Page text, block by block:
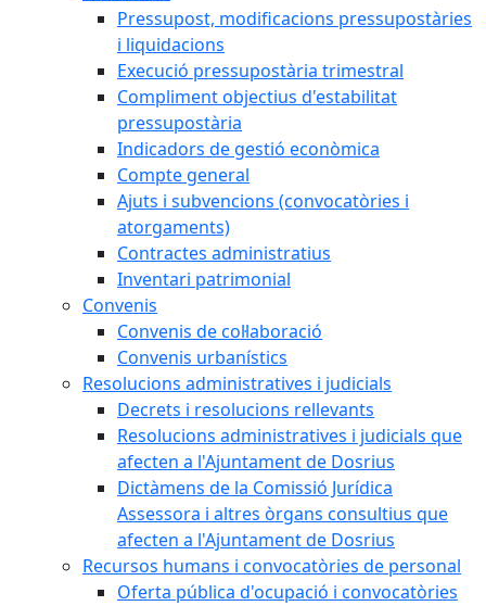
Pressupost, modificacions pressupostàries
i liquidacions
Execució pressupostària trimestral
Compliment objectius d'estabilitat
pressupostària
Indicadors de gestió econòmica
Compte general
Ajuts i subvencions (convocatòries i
atorgaments)
Contractes administratius
Inventari patrimonial
Convenis
Convenis de col·laboració
Convenis urbanístics
Resolucions administratives i judicials
Decrets i resolucions rellevants
Resolucions administratives i judicials que
afecten a l'Ajuntament de Dosrius
Dictàmens de la Comissió Jurídica
Assessora i altres òrgans consultius que
afecten a l'Ajuntament de Dosrius
Recursos humans i convocatòries de personal
Oferta pública d'ocupació i convocatòries